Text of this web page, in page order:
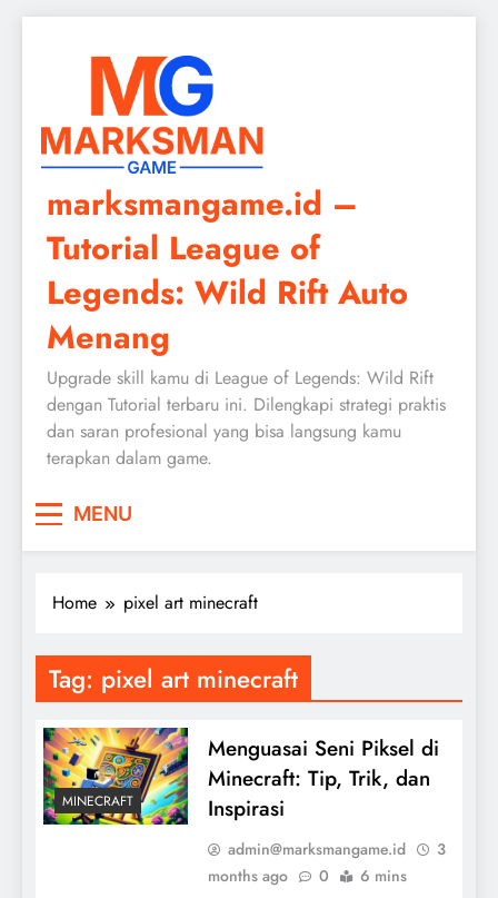
marksmangame.id –
Tutorial League of
Legends: Wild Rift Auto
Menang
Upgrade skill kamu di League of Legends: Wild Rift
dengan Tutorial terbaru ini. Dilengkapi strategi praktis
dan saran profesional yang bisa langsung kamu
terapkan dalam game.
MENU
Home pixel art minecraft
Tag: pixel art minecraft
MINECRAFT
Menguasai Seni Piksel di
Minecraft: Tip, Trik, dan
Inspirasi
admin@marksmangame.id
3
months ago
0 6 mins